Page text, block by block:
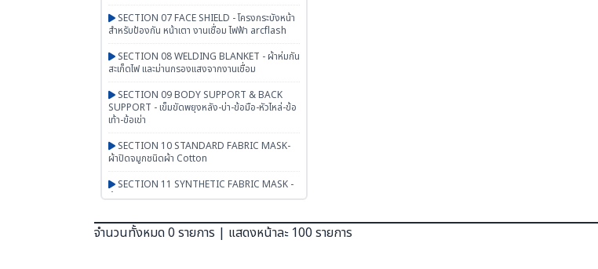
SECTION 07 FACE SHIELD - โครงกระบังหน้า
สำหรับป้องกัน หน้าเตา งานเชื่อม ไฟฟ้า arcflash
SECTION 08 WELDING BLANKET - ผ้าห่มกัน
สะเก็ดไฟ และม่านกรองแสงจากงานเชื่อม
SECTION 09 BODY SUPPORT & BACK
SUPPORT - เข็มขัดพยุงหลัง-บ่า-ข้อมือ-หัวไหล่-ข้อ
เท้า-ข้อเข่า
SECTION 10 STANDARD FABRIC MASK-
ผ้าปิดจมูกชนิดผ้า Cotton
SECTION 11 SYNTHETIC FABRIC MASK -
ผ้าปิดจมูกเสริมใยสังเคราะห์ UN95 SERIES
SECTION 12 RESPIRATOR - หน้ากากตลับ
กรอง
จำนวนทั้งหมด 0 รายการ | แสดงหน้าละ 100 รายการ